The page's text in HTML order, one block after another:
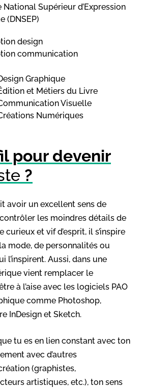
National Supérieur d’Expression
(DNSEP)
design
communication
Graphique
et Métiers du Livre
Visuelle
Numériques
pour devenir
?
avoir un excellent sens de
les moindres détails de
curieux et vif d’esprit, il s’inspire
mode, de personnalités ou
l’inspirent. Aussi, dans une
vient remplacer le
à l’aise avec les logiciels PAO
comme Photoshop,
InDesign et Sketch.
tu es en lien constant avec ton
avec d’autres
(graphistes,
artistiques, etc.), ton sens